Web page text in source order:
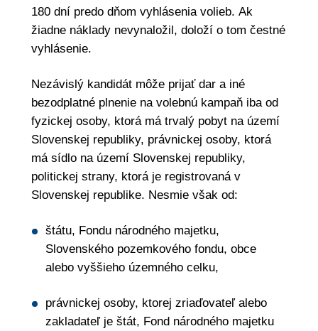
180 dní predo dňom vyhlásenia volieb. Ak
žiadne náklady nevynaložil, doloží o tom čestné
vyhlásenie.
Nezávislý kandidát môže prijať dar a iné
bezodplatné plnenie na volebnú kampaň iba od
fyzickej osoby, ktorá má trvalý pobyt na území
Slovenskej republiky, právnickej osoby, ktorá
má sídlo na území Slovenskej republiky,
politickej strany, ktorá je registrovaná v
Slovenskej republike. Nesmie však od:
štátu, Fondu národného majetku,
Slovenského pozemkového fondu, obce
alebo vyššieho územného celku,
právnickej osoby, ktorej zriaďovateľ alebo
zakladateľ je štát, Fond národného majetku